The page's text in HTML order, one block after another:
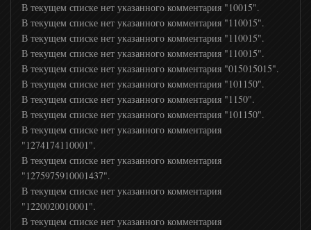
Viasat Explorer
Travel Channel
Ностальгия
Еда ТВ
Top Secret
В текущем списке нет указанного комментария "10015".
В текущем списке нет указанного комментария "110015".
В текущем списке нет указанного комментария "110015".
В текущем списке нет указанного комментария "110015".
В текущем списке нет указанного комментария "015015015".
В текущем списке нет указанного комментария "101150".
В текущем списке нет указанного комментария "1150".
В текущем списке нет указанного комментария "101150".
В текущем списке нет указанного комментария
"1274174110001".
В текущем списке нет указанного комментария
"1275975910001437".
В текущем списке нет указанного комментария
"1220020010001".
В текущем списке нет указанного комментария